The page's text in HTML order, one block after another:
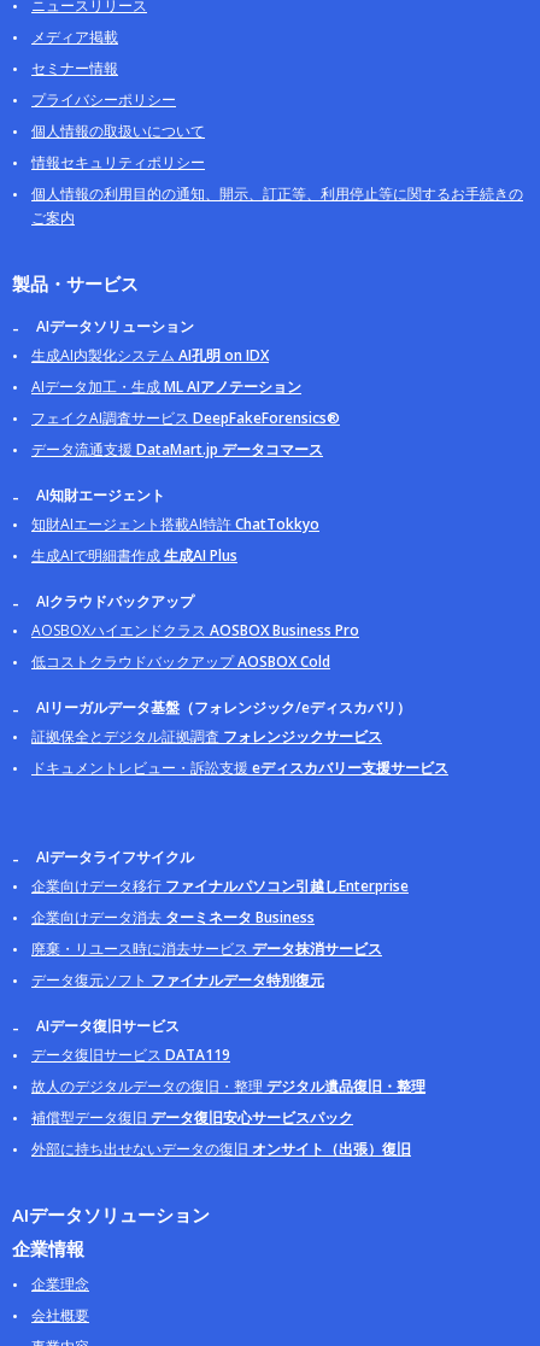
ニュースリリース
メディア掲載
セミナー情報
プライバシーポリシー
個人情報の取扱いについて
情報セキュリティポリシー
個人情報の利用目的の通知、開示、訂正等、利用停止等に関するお手続きの
ご案内
製品・サービス
AIデータソリューション
生成AI内製化システム AI孔明 on IDX
AIデータ加工・生成ML AIアノテーション
フェイクAI調査サービス DeepFakeForensics®
データ流通支援 DataMart.jp データコマース
AI知財エージェント
知財AIエージェント搭載AI特許ChatTokkyo
生成AIで明細書作成生成AI Plus
AIクラウドバックアップ
AOSBOXハイエンドクラス AOSBOX Business Pro
低コストクラウドバックアップAOSBOX Cold
AIリーガルデータ基盤（フォレンジック/eディスカバリ）
証拠保全とデジタル証拠調査 フォレンジックサービス
ドキュメントレビュー・訴訟支援 eディスカバリー支援サービス
AIデータライフサイクル
企業向けデータ移行 ファイナルパソコン引越しEnterprise
企業向けデータ消去 ターミネータ Business
廃棄・リユース時に消去サービス データ抹消サービス
データ復元ソフト ファイナルデータ特別復元
AIデータ復旧サービス
データ復旧サービス DATA119
故人のデジタルデータの復旧・整理 デジタル遺品復旧・整理
補償型データ復旧 データ復旧安心サービスパック
外部に持ち出せないデータの復旧 オンサイト（出張）復旧
AIデータソリューション
企業情報
企業理念
会社概要